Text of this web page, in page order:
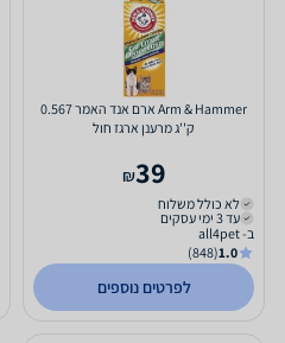
Arm & Hammer ארם אנד האמר 0.567
ק''ג מרענן ארגז חול
39
₪
לא כולל משלוח
עד 3 ימי עסקים
ב- all4pet
1.0
(848)
לפרטים נוספים